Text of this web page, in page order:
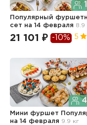
Популярный
сет на 14 февраля 8.9
21 101 ₽ -10% 5
Мини фуршет
на 14 февраля 9.9 кг